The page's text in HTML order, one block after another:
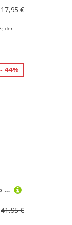
17,95 €
der
Klean Kanteen Classic VI Loop Cap Isolierflasche
41,95 €
- 44%